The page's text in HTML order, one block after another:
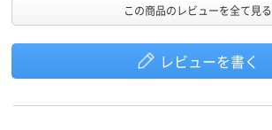
この商品のレビューを全て見る
レビューを書く